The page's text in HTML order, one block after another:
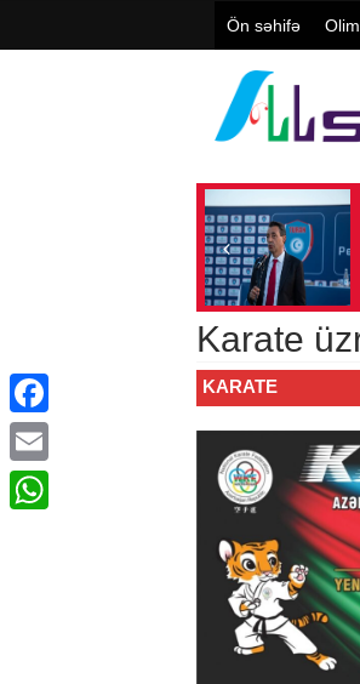
Ön səhifə
başqanı: “Biz idman
klubuyuq, bizim
ideologiya ilə işimiz
ola bilməz”
Karate
KARATE
Facebook
Email